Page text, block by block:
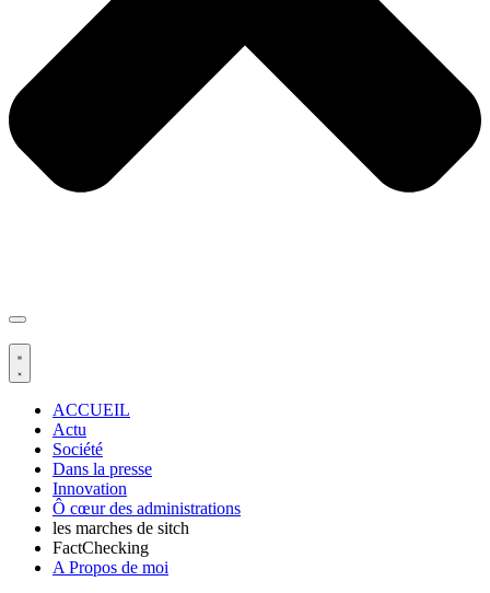
ACCUEIL
Actu
Société
Dans la presse
Innovation
Ô cœur des administrations
les marches de sitch
FactChecking
A Propos de moi